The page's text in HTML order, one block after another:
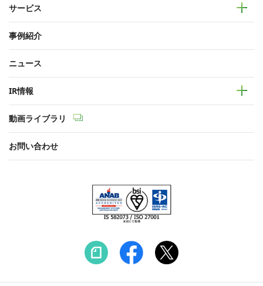
サービス
事例紹介
ニュース
IR情報
動画ライブラリ
お問い合わせ